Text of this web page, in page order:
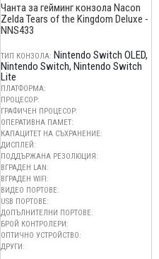
Чанта за гейминг конзола Nacon
Zelda Tears of the Kingdom Deluxe -
NNS433
ТИП КОНЗОЛА: Nintendo Switch OLED
Nintendo Switch Nintendo Switch
Lite
ПЛАТФОРМА:
ПРОЦЕСОР:
ГРАФИЧЕН ПРОЦЕСОР:
ОПЕРАТИВНА ПАМЕТ:
КАПАЦИТЕТ НА СЪХРАНЕНИЕ:
ДИСПЛЕЙ:
ПОДДЪРЖАНА РЕЗОЛЮЦИЯ:
ВГРАДЕН LAN:
ВГРАДЕН WIFI:
ВИДЕО ПОРТОВЕ:
USB ПОРТОВЕ:
ДОПЪЛНИТЕЛНИ ПОРТОВЕ:
БРОЙ КОНТРОЛЕРИ:
ОПТИЧНО УСТРОЙСТВО:
ДРУГИ: